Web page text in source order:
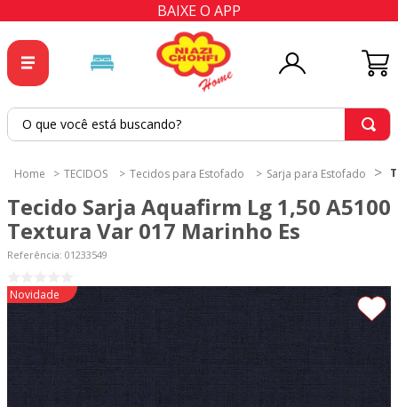
BAIXE O APP
O que você está buscando?
TECIDOS Tecidos para Estofado Sarja para Estofado
Tecido Sarja Aquafirm Lg 1,50 A5100
Textura Var 017 Marinho Es
Referência: 01233549
Novidade
2º
tapete
cortina
º